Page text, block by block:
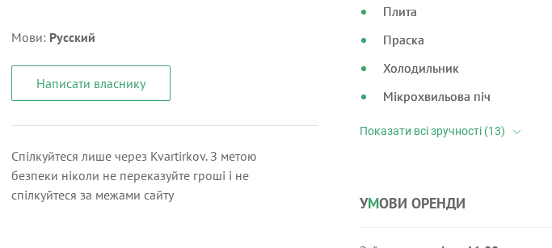
Мови: Русский
Написати власнику
Спілкуйтеся лише через Kvartirkov. З метою
безпеки ніколи не переказуйте гроші і не
спілкуйтеся за межами сайту
Плита
Праска
Холодильник
Мікрохвильова піч
УМОВИ ОРЕНДИ